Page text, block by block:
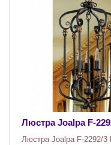
Люстра Joalpa F-
Люстра Joalpa F-2292/3